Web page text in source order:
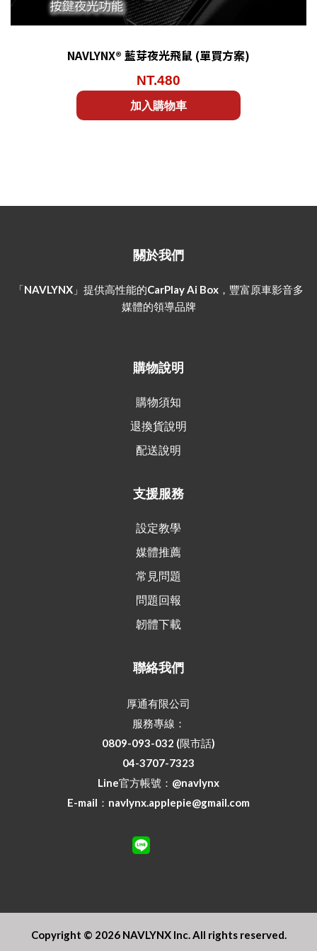
NAVLYNX® 藍芽夜光飛鼠 (單買方案)
NT.480
加入購物車
關於我們
「NAVLYNX」提供高性能的CarPlay Ai Box，豐富原車影音多
媒體的領導品牌
購物說明
購物須知
退換貨說明
配送說明
支援服務
設定教學
媒體推薦
常見問題
問題回報
韌體下載
聯絡我們
厚通有限公司
服務專線：
0809-093-032 (限市話)
04-3707-7323
Line官方帳號： @navlynx
E-mail：navlynx.applepie@gmail.com
Copyright © 2026 NAVLYNX Inc. All rights reserved.